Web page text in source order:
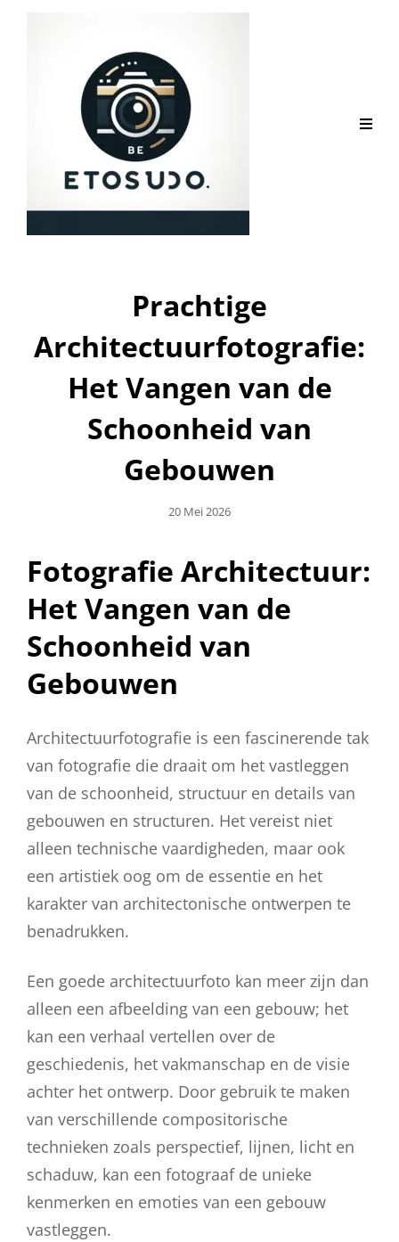
Prachtige
Architectuurfotografie:
Het Vangen van de
Schoonheid van
Gebouwen
Geplaatst
20 Mei 2026
Fotografie Architectuur:
Het Vangen van de
Schoonheid van
Gebouwen
Architectuurfotografie is een fascinerende tak
van fotografie die draait om het vastleggen
van de schoonheid, structuur en details van
gebouwen en structuren. Het vereist niet
alleen technische vaardigheden, maar ook
een artistiek oog om de essentie en het
karakter van architectonische ontwerpen te
benadrukken.
Een goede architectuurfoto kan meer zijn dan
alleen een afbeelding van een gebouw; het
kan een verhaal vertellen over de
geschiedenis, het vakmanschap en de visie
achter het ontwerp. Door gebruik te maken
van verschillende compositorische
technieken zoals perspectief, lijnen, licht en
schaduw, kan een fotograaf de unieke
kenmerken en emoties van een gebouw
vastleggen.